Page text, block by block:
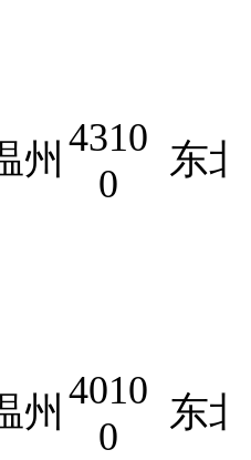
州 4310
0
东北
州 4010
0
东北